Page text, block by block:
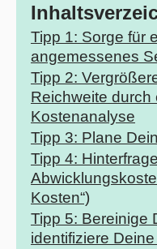
Tipp 1: Sorge für
angemessenes
Tipp 2:
Reichweite
Kostenanalyse
Tipp 3: Plane
Tipp 4:
Kosten“)
Tipp 5: Bereinige
identifiziere